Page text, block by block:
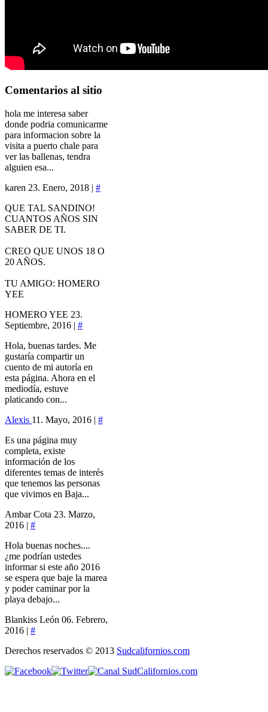
Comentarios al sitio
hola me interesa saber
donde podria comunicarme
para informacion sobre la
visita a puerto chale para
ver las ballenas, tendra
alguien esa...
karen 23. Enero, 2018 | #
QUE TAL SANDINO!
CUANTOS AÑOS SIN
SABER DE TI.
CREO QUE UNOS 18 O
20 AÑOS.
TU AMIGO: HOMERO
YEE
HOMERO YEE 23.
Septiembre, 2016 | #
Hola, buenas tardes. Me
gustaría compartir un
cuento de mi autoría en
esta página. Ahora en el
mediodía, estuve
platicando con...
Alexis 11. Mayo, 2016 | #
Es una página muy
completa, existe
información de los
diferentes temas de interés
que tenemos las personas
que vivimos en Baja...
Ambar Cota 23. Marzo,
2016 | #
Hola buenas noches....
¿me podrían ustedes
informar si este año 2016
se espera que baje la marea
y poder caminar por la
playa debajo...
Blankiss León 06. Febrero,
2016 | #
Derechos reservados © 2013 Sudcalifornios.com